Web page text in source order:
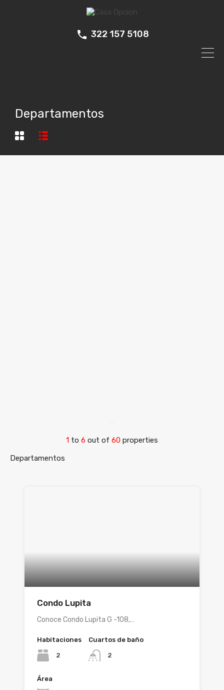
322 157 5108
Departamentos
1 to 6 out of 60 properties
Departamentos
Condo Lupita
Conoce Condo Lupita G -108,…
Habitaciones
2
Cuartos de baño
2
Área